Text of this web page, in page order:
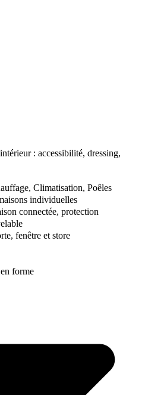
: accessibilité, dressing,
Climatisation, Poêles
individuelles
connectée, protection
fenêtre et store
forme